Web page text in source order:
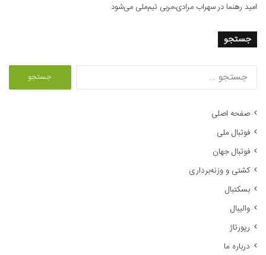
امید رهنما درسهراب مرادی،مربی تیم‌ملی می‌شود
جستجو
صفحه اصلی
فوتبال ملی
فوتبال جهان
کشتی و وزنه‌برداری
بسکتبال
والیبال
رپورتاژ
درباره ما